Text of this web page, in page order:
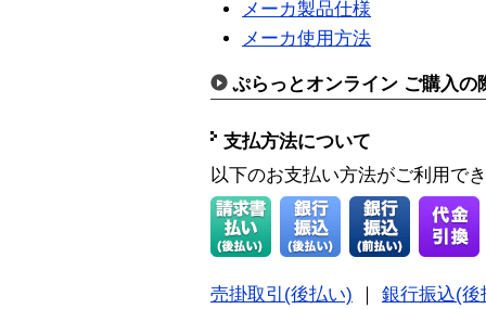
メーカ製品仕様
メーカ使用方法
ぷらっとオンライン ご購入の
支払方法について
以下のお支払い方法がご利用で
売掛取引(後払い) ｜ 銀行振込(後